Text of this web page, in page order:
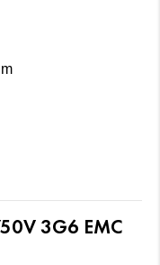
3G6 EMC